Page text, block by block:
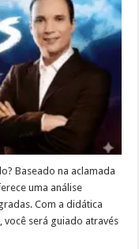
Baseado na aclamada
uma análise
Com a didática
você será guiado através